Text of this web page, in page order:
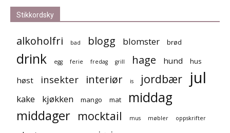
Stikkordsky
alkoholfri bad blogg blomster brød
drink egg ferie fredag grill hage hund hus
høst insekter interiør is jordbær jul
kake kjøkken mango mat middag
middager mocktail mus møbler oppskrifter